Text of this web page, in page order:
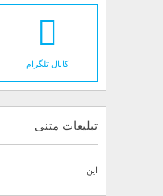
کانال تلگرام
تبلیغات متنی
این